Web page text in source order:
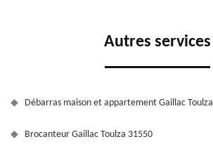
Autres services
Débarras maison et appartement Gaillac Toulza
Brocanteur Gaillac Toulza 31550